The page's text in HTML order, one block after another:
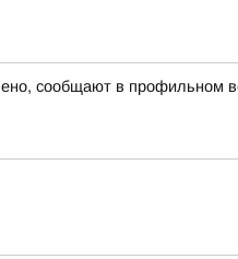
сообщают в профильном